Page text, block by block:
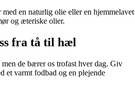
en naturlig olie eller en hjemmelavet
og æteriske olier.
fra tå til hæl
de bærer os trofast hver dag. Giv
et varmt fodbad og en plejende